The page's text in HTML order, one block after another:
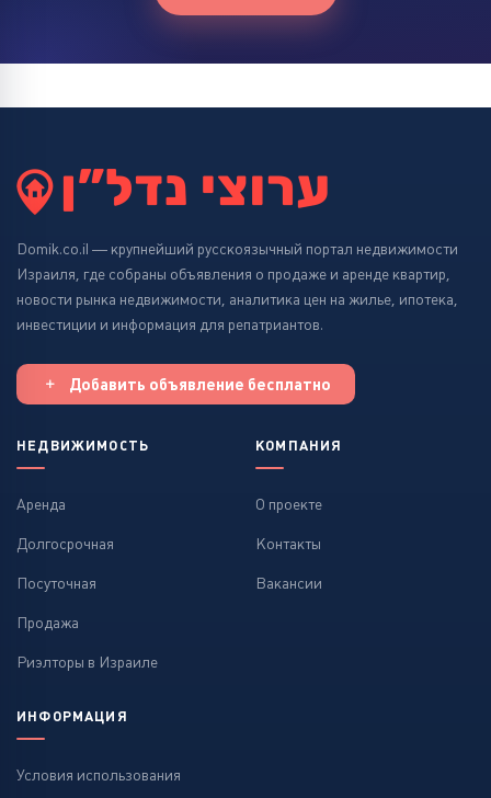
Domik.co.il — крупнейший русскоязычный портал недвижимости
Израиля, где собраны объявления о продаже и аренде квартир,
новости рынка недвижимости, аналитика цен на жилье, ипотека,
инвестиции и информация для репатриантов.
Добавить объявление бесплатно
НЕДВИЖИМОСТЬ
Аренда
Долгосрочная
Посуточная
Продажа
Риэлторы в Израиле
КОМПАНИЯ
О проекте
Контакты
Вакансии
ИНФОРМАЦИЯ
Условия использования